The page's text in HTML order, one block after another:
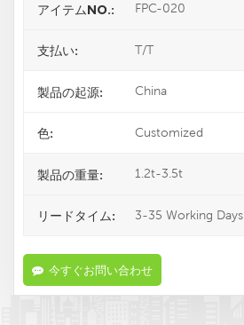
アイテムNO.: FPC-020
支払い: T/T
製品の起源: China
色: Customized
製品の重量: 1.2t-3.5t
リードタイム: 3-35 Working Days
今すぐお問い合わせ